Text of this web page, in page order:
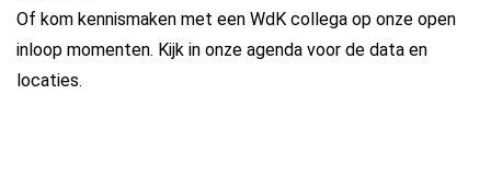
Of kom kennismaken met een WdK collega op onze open
inloop momenten. Kijk in onze agenda voor de data en
locaties.